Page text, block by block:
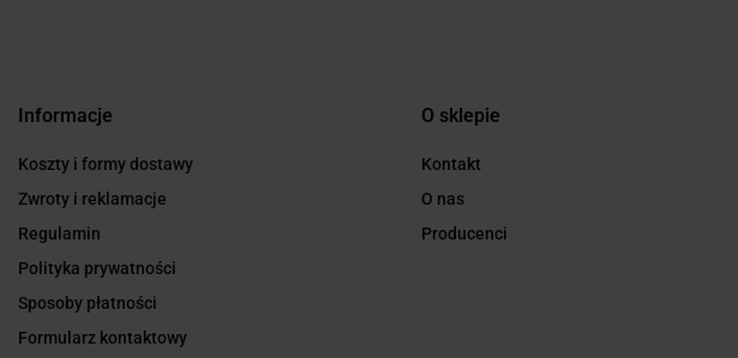
Informacje
Koszty i formy dostawy
Zwroty i reklamacje
Regulamin
Polityka prywatności
Sposoby płatności
Formularz kontaktowy
O sklepie
Kontakt
O nas
Producenci